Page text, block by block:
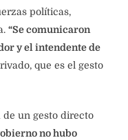
políticas,
“Se comunicaron
y el intendente de
que es el gesto
de un gesto directo
no hubo